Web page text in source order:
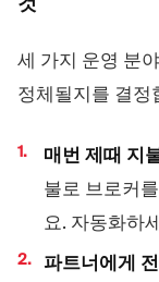
세 가지 운영 분
정체될지를 결정
매번 제때 지
불로 브로커
요. 자동화하
파트너에게